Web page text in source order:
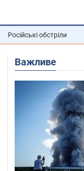
Російські обстріли
Важливе